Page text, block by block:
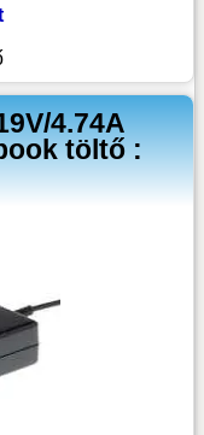
4.74A
töltő :